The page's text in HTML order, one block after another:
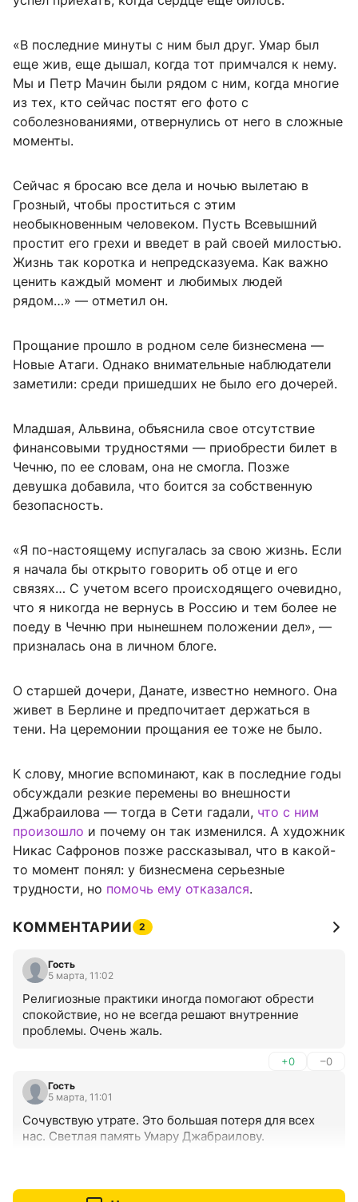
«В последние минуты с ним был друг. Умар был
еще жив, еще дышал, когда тот примчался к нему.
Мы и Петр Мачин были рядом с ним, когда многие
из тех, кто сейчас постят его фото с
соболезнованиями, отвернулись от него в сложные
моменты.
Сейчас я бросаю все дела и ночью вылетаю в
Грозный, чтобы проститься с этим
необыкновенным человеком. Пусть Всевышний
простит его грехи и введет в рай своей милостью.
Жизнь так коротка и непредсказуема. Как важно
ценить каждый момент и любимых людей
рядом…» — отметил он.
Прощание прошло в родном селе бизнесмена —
Новые Атаги. Однако внимательные наблюдатели
заметили: среди пришедших не было его дочерей.
Младшая, Альвина, объяснила свое отсутствие
финансовыми трудностями — приобрести билет в
Чечню, по ее словам, она не смогла. Позже
девушка добавила, что боится за собственную
безопасность.
«Я по-настоящему испугалась за свою жизнь. Если
я начала бы открыто говорить об отце и его
связях… С учетом всего происходящего очевидно,
что я никогда не вернусь в Россию и тем более не
поеду в Чечню при нынешнем положении дел», —
призналась она в личном блоге.
О старшей дочери, Данате, известно немного. Она
живет в Берлине и предпочитает держаться в
тени. На церемонии прощания ее тоже не было.
К слову, многие вспоминают, как в последние годы
обсуждали резкие перемены во внешности
Джабраилова — тогда в Сети гадали, что с ним
произошло и почему он так изменился. А художник
Никас Сафронов позже рассказывал, что в какой-
то момент понял: у бизнесмена серьезные
трудности, но помочь ему отказался.
КОММЕНТАРИИ 2
Гость
5 марта, 11:02
Религиозные практики иногда помогают обрести
спокойствие, но не всегда решают внутренние
проблемы. Очень жаль.
+0 –0
Гость
5 марта, 11:01
Сочувствую утрате. Это большая потеря для всех
нас. Светлая память Умару Джабраилову.